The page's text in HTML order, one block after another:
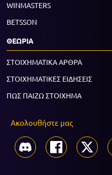
WINMASTERS
BETSSON
ΘΕΩΡΙΑ
ΣΤΟΙΧΗΜΑΤΙΚΑ ΑΡΘΡΑ
ΣΤΟΙΧΗΜΑΤΙΚΕΣ ΕΙΔΗΣΕΙΣ
ΠΩΣ ΠΑΙΖΩ ΣΤΟΙΧΗΜΑ
Ακολουθήστε μας